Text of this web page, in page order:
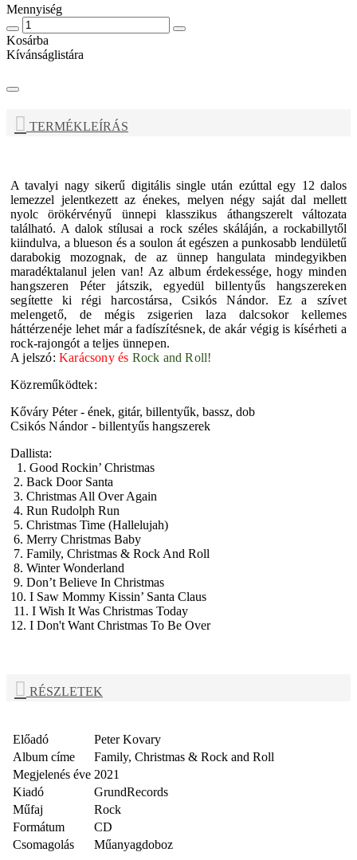
Mennyiség
Kosárba
Kívánságlistára
TERMÉKLEÍRÁS
A tavalyi nagy sikerű digitális single után ezúttal egy 12 dalos
lemezzel jelentkezett az énekes, melyen négy saját dal mellett
nyolc örökérvényű ünnepi klasszikus áthangszerelt változata
található. A dalok stílusai a rock széles skáláján, a rockabillytől
kiindulva, a blueson és a soulon át egészen a punkosabb lendületű
darabokig mozognak, de az ünnep hangulata mindegyikben
maradéktalanul jelen van! Az album érdekessége, hogy minden
hangszeren Péter játszik, egyedül billentyűs hangszereken
segítette ki régi harcostársa, Csikós Nándor. Ez a szívet
melengető, de mégis zsigerien laza dalcsokor kellemes
háttérzenéje lehet már a fadíszítésnek, de akár végig is kísérheti a
rock-rajongót a teljes ünnepen.
A jelszó:Karácsony és Rock and Roll!
Közreműködtek:
Kőváry Péter - ének, gitár, billentyűk, bassz, dob
Csikós Nándor - billentyűs hangszerek
Dallista:
1. Good Rockin’ Christmas
2. Back Door Santa
3. Christmas All Over Again
4. Run Rudolph Run
5. Christmas Time (Hallelujah)
6. Merry Christmas Baby
7. Family, Christmas & Rock And Roll
8. Winter Wonderland
9. Don’t Believe In Christmas
10. I Saw Mommy Kissin’ Santa Claus
11. I Wish It Was Christmas Today
12. I Don't Want Christmas To Be Over
RÉSZLETEK
Előadó
Peter Kovary
Album címe
Family, Christmas & Rock and Roll
Megjelenés éve 2021
Kiadó
GrundRecords
Műfaj
Rock
Formátum
CD
Csomagolás
Műanyagdoboz